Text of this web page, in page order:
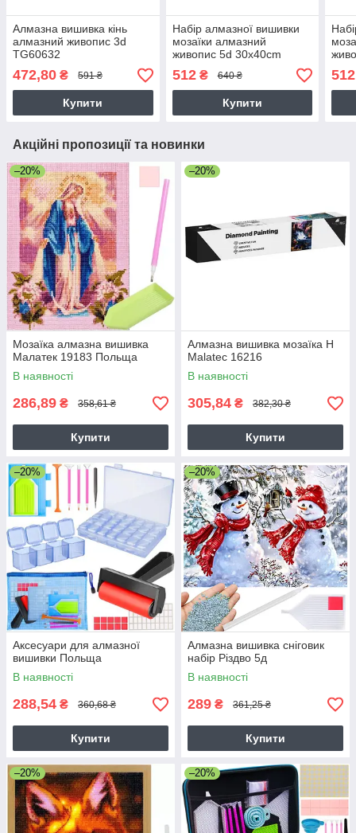
Алмазна вишивка кінь
алмазний живопис 3d
TG60632
472,80 ₴ 591 ₴
Купити
Набір алмазної вишивки
мозаїки алмазний
живопис 5d 30x40cm
512₴ 640 ₴
Купити
512
Акційні пропозиції та новинки
–20%
Мозаїка алмазна вишивка
Малатек 19183 Польща
В наявності
286,89 ₴ 358,61 ₴
Купити
–20%
Алмазна вишивка мозаїка H
Malatec 16216
В наявності
305,84 ₴ 382,30 ₴
Купити
–20%
Аксесуари для алмазної
вишивки Польща
В наявності
288,54 ₴ 360,68 ₴
Купити
–20%
Алмазна вишивка сніговик
набір Різдво 5д
В наявності
289 ₴ 361,25 ₴
Купити
–20% –20%